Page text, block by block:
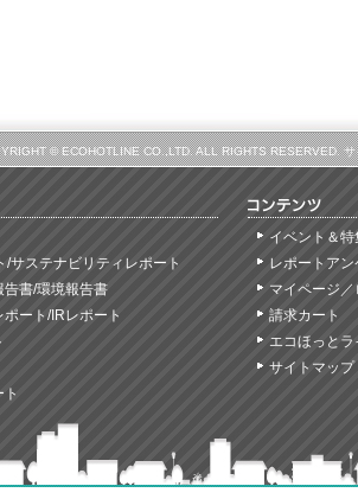
© ECOHOTLINE CO.,LTD. ALL RIGHTS RESERVED.
/サステナビリティレポート
告書/環境報告書
ート/IRレポート
イベント＆特
レポートア
マイページ
請求カート
エコほっと
サイトマップ